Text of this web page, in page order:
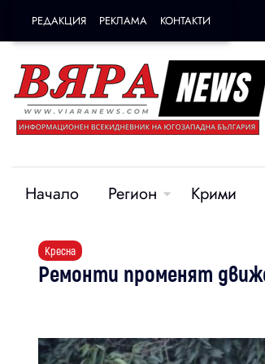
РЕДАКЦИЯ РЕКЛАМА КОНТАКТИ
Начало Регион Крими
Кресна
Ремонти променят